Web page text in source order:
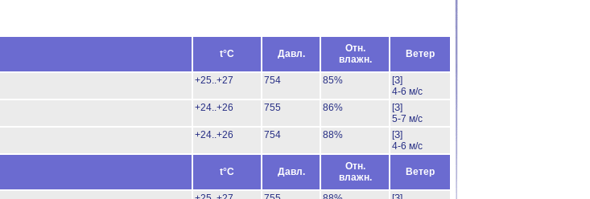
t°C Давл.
Отн.
влажн.
Ветер
+25..+27 754 85%
[З]
4-6 м/с
+24..+26 755 86%
[З]
5-7 м/с
+24..+26 754 88%
[З]
4-6 м/с
t°C Давл.
Отн.
влажн.
Ветер